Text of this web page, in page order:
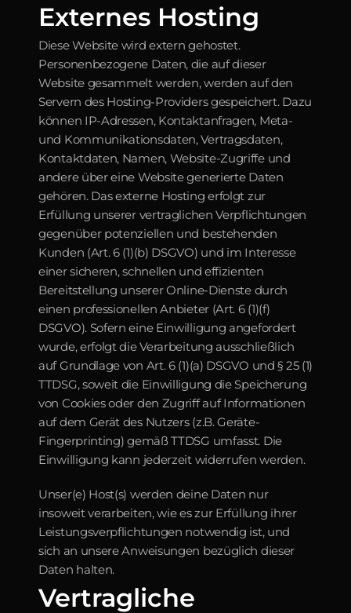
Externes Hosting
Diese Website wird extern gehostet.
Personenbezogene Daten, die auf dieser
Website gesammelt werden, werden auf den
Servern des Hosting-Providers gespeichert. Dazu
können IP-Adressen, Kontaktanfragen, Meta-
und Kommunikationsdaten, Vertragsdaten,
Kontaktdaten, Namen, Website-Zugriffe und
andere über eine Website generierte Daten
gehören. Das externe Hosting erfolgt zur
Erfüllung unserer vertraglichen Verpflichtungen
gegenüber potenziellen und bestehenden
Kunden (Art. 6 (1)(b) DSGVO) und im Interesse
einer sicheren, schnellen und effizienten
Bereitstellung unserer Online-Dienste durch
einen professionellen Anbieter (Art. 6 (1)(f)
DSGVO). Sofern eine Einwilligung angefordert
wurde, erfolgt die Verarbeitung ausschließlich
auf Grundlage von Art. 6 (1)(a) DSGVO und § 25 (1)
TTDSG, soweit die Einwilligung die Speicherung
von Cookies oder den Zugriff auf Informationen
auf dem Gerät des Nutzers (z.B. Geräte-
Fingerprinting) gemäß TTDSG umfasst. Die
Einwilligung kann jederzeit widerrufen werden.
Unser(e) Host(s) werden deine Daten nur
insoweit verarbeiten, wie es zur Erfüllung ihrer
Leistungsverpflichtungen notwendig ist, und
sich an unsere Anweisungen bezüglich dieser
Daten halten.
Vertragliche